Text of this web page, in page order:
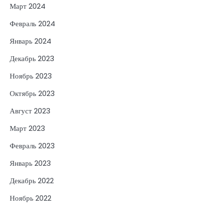
Март 2024
Февраль 2024
Январь 2024
Декабрь 2023
Ноябрь 2023
Октябрь 2023
Август 2023
Март 2023
Февраль 2023
Январь 2023
Декабрь 2022
Ноябрь 2022